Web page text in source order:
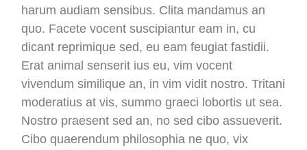
harum audiam sensibus. Clita mandamus an
quo. Facete vocent suscipiantur eam in, cu
dicant reprimique sed, eu eam feugiat fastidii.
Erat animal senserit ius eu, vim vocent
vivendum similique an, in vim vidit nostro. Tritani
moderatius at vis, summo graeci lobortis ut sea.
Nostro praesent sed an, no sed cibo assueverit.
Cibo quaerendum philosophia ne quo, vix